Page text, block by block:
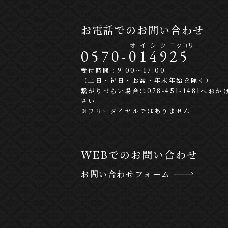
お電話でのお問い合わせ
0570-0 1 4925
受付時間：9:00〜17:00
（土日・祝日・お盆・年末年始を除く）
繋がりづらい場合は078-451-1481へおか
さい
※フリーダイヤルではありません
WEBでのお問い合わせ
お問い合わせフォーム